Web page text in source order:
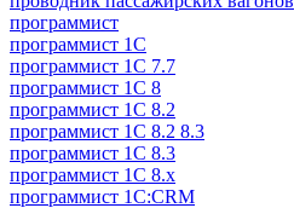
программист
программист 1C
программист 1C 7.7
программист 1C 8
программист 1C 8.2
программист 1С 8.2 8.3
программист 1С 8.3
программист 1С 8.х
программист 1С:CRM